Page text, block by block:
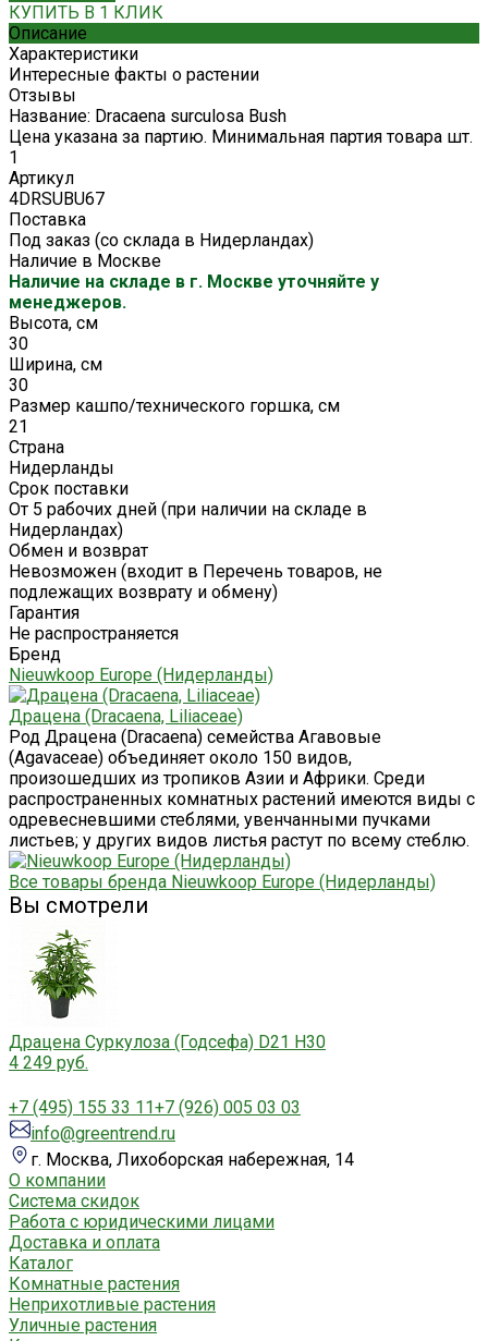
КУПИТЬ В 1 КЛИК
Описание
Характеристики
Интересные факты о растении
Отзывы
Название: Dracaena surculosa Bush
Цена указана за партию. Минимальная партия товара шт.
1
Артикул
4DRSUBU67
Поставка
Под заказ (со склада в Нидерландах)
Наличие в Москве
Наличие на складе в г. Москве уточняйте у
менеджеров.
Высота, см
30
Ширина, см
30
Размер кашпо/технического горшка, см
21
Страна
Нидерланды
Срок поставки
От 5 рабочих дней (при наличии на складе в
Нидерландах)
Обмен и возврат
Невозможен (входит в Перечень товаров, не
подлежащих возврату и обмену)
Гарантия
Не распространяется
Бренд
Nieuwkoop Europe (Нидерланды)
Драцена (Dracaena, Liliaceae)
Род Драцена (Dracaena) семейства Агавовые
(Agavaceae) объединяет около 150 видов,
произошедших из тропиков Азии и Африки. Среди
распространенных комнатных растений имеются виды с
одревесневшими стеблями, увенчанными пучками
листьев; у других видов листья растут по всему стеблю.
Все товары бренда Nieuwkoop Europe (Нидерланды)
Вы смотрели
Драцена Суркулоза (Годсефа) D21 H30
4 249 руб.
+7 (495) 155 33 11+7 (926) 005 03 03
info@greentrend.ru
г. Москва, Лихоборская набережная, 14
О компании
Система скидок
Работа с юридическими лицами
Доставка и оплата
Каталог
Комнатные растения
Неприхотливые растения
Уличные растения